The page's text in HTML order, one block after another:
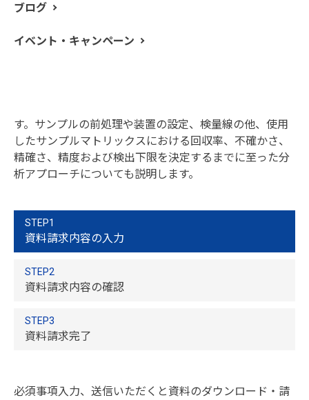
ブログ
イベント・キャンペーン
急速に複雑さを増しています。成長を続ける先端技術に
持つ希土類元素（REEs）が応用されており、近年、
す。サンプルの前処理や装置の設定、検量線の他、使用
したサンプルマトリックスにおける回収率、不確かさ、
精確さ、精度および検出下限を決定するまでに至った分
析アプローチについても説明します。
STEP1
資料請求内容の入力
STEP2
資料請求内容の確認
STEP3
資料請求完了
必須事項入力、送信いただくと資料のダウンロード・請